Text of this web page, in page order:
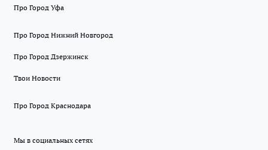
Про Город Уфа
Про Город Нижний Новгород
Про Город Дзержинск
Твои Новости
Про Город Краснодара
Мы в социальных сетях